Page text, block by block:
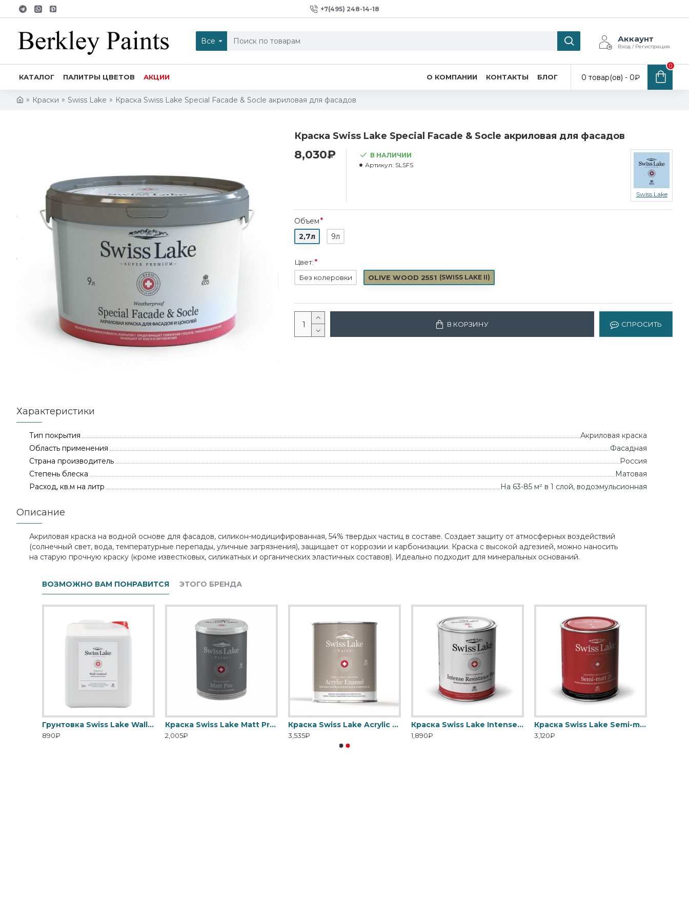
+7(495) 248-14-18
Все Аккаунт
Вход / Регистрация
КАТАЛОГ ПАЛИТРЫ ЦВЕТОВ АКЦИИ О КОМПАНИИ КОНТАКТЫ БЛОГ 0 товар(ов) - 0₽
0
Краски Swiss Lake Краска Swiss Lake Special Facade & Socle акриловая для фасадов
Краска Swiss Lake Special Facade & Socle акриловая для фасадов
8,030₽
В НАЛИЧИИ
Артикул: SLSFS
Swiss Lake
Объем
2,7л
9л
Цвет:
Без колеровки
OLIVE WOOD 2551 (SWISS LAKE II)
В КОРЗИНУ СПРОСИТЬ
Характеристики
Тип покрытия
Акриловая краска
Область применения
Фасадная
Страна производитель
Россия
Степень блеска
Матовая
Расход, кв.м на литр
На 63-85 м² в 1 слой, водоэмульсионная
Описание
Акриловая краска на водной основе для фасадов, силикон-модицифированная, 54% твердых частиц в составе. Создает защиту от атмосферных воздействий
(солнечный свет, вода, температурные перепады, уличные загрязнения), защищает от коррозии и карбонизации. Краска с высокой адгезией, можно наносить
на старую прочную краску (кроме известковых, силикатных и органических эластичных составов). Идеально подходит для минеральных оснований.
ВОЗМОЖНО ВАМ ПОНРАВИТСЯ ЭТОГО БРЕНДА
Грунтовка Swiss Lake Wall Control универсальная для стен
890₽
Краска Swiss Lake Matt Pro - Матовая водно-дисперсионная
2,005₽
Краска Swiss Lake Acrylic Enamel - Эмаль на водной основе для дерева
3,535₽
Краска Swiss Lake Intense Resistance Plus антивандальная для стен и потолка
1,890₽
Краска Swiss Lake Semi-matt 20 для ванной и кухни
3,120₽